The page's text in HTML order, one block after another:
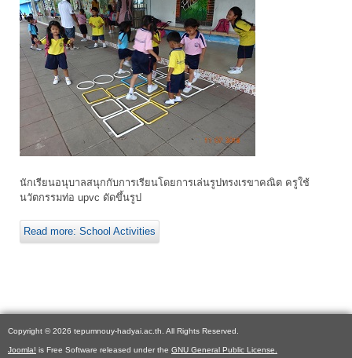
นักเรียนอนุบาลสนุกกับการเรียนโดยการเล่นรูปทรงเรขาคณิต ครูใช้
นวัตกรรมท่อ upvc ดัดขึ้นรูป
Read more: School Activities
Copyright © 2026 tepumnouy-hadyai.ac.th. All Rights Reserved.
Joomla! is Free Software released under the GNU General Public License.